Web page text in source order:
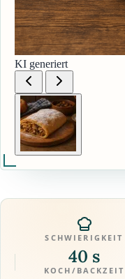
KI generiert
SCHWIERIGKEIT
40 s
KOCH/BACKZEIT